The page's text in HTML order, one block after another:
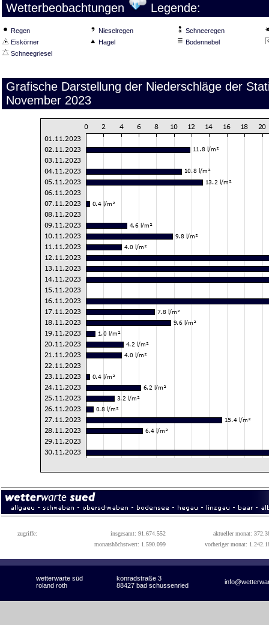
Wetterbeobachtungen Legende:
Regen Nieselregen
Schneeregen
Eiskörner
Hagel
Bodennebel
Schneegriesel
Grafische Darstellung der Niederschläge der
November 2023
zugriffe: insgesamt: 91.674.552
aktueller monat:
monatshöchstwert: 1.590.099
vorheriger monat:
wetterwarte süd konradstraße 3
roland roth 88427 bad schussenried